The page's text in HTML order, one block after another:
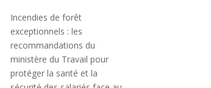
Incendies de forêt
exceptionnels : les
recommandations du
ministère du Travail pour
protéger la santé et la